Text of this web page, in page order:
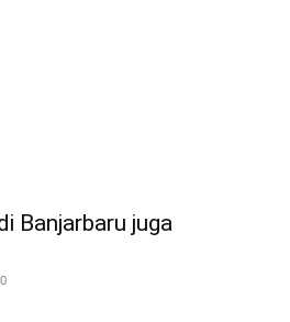
Banjarbaru juga